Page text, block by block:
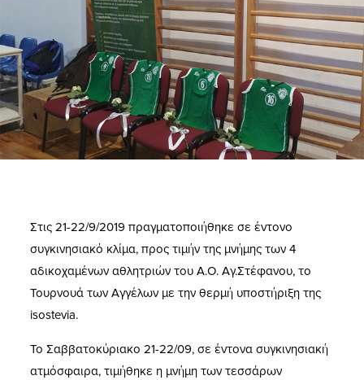
Στις 21-22/9/2019 πραγματοποιήθηκε σε έντονο
συγκινησιακό κλίμα, προς τιμήν της μνήμης των 4
αδικοχαμένων αθλητριών του Α.Ο. Αγ.Στέφανου, το
Τουρνουά των Αγγέλων με την θερμή υποστήριξη της
isostevia.
Το Σαββατοκύριακο 21-22/09, σε έντονα συγκινησιακή
ατμόσφαιρα, τιμήθηκε η μνήμη των τεσσάρων